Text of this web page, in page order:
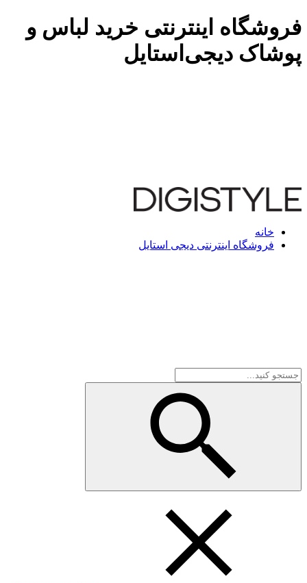
فروشگاه اینترنتی خرید لباس و
پوشاک دیجی‌استایل
خانه
فروشگاه اینترنتی دیجی استایل